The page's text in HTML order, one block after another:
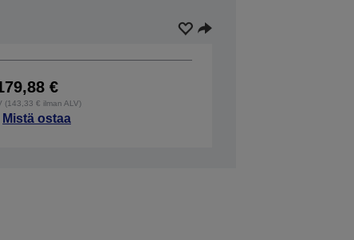
€
(143,33 € ilman ALV)
Mistä ostaa